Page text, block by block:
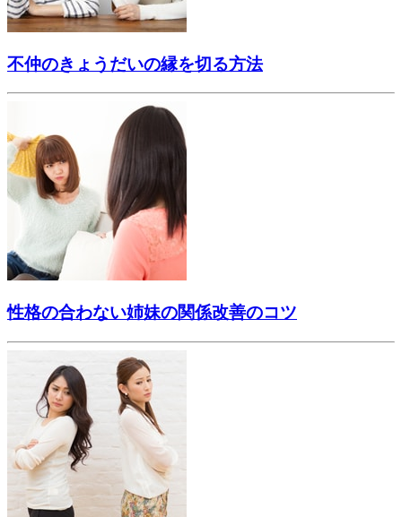
不仲のきょうだいの縁を切る方法
性格の合わない姉妹の関係改善のコツ